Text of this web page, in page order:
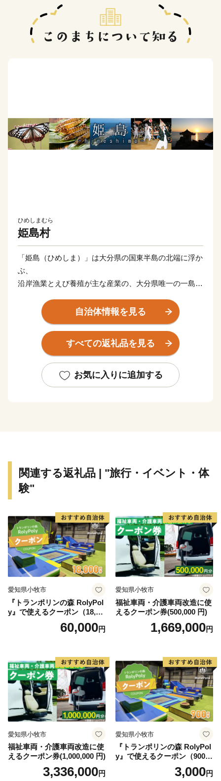
ひめしまむら
姫島村
「姫島（ひめしま）」は大分県の国東半島の北端に浮か
ぶ、
沿岸漁業とえび養殖が主な産業の、大分県唯一の一島一
全域が瀬戸内海国立公園に指定されている豊かな自然が
魅力で、
古事記や日本書紀にも登場する神話の島でもあります。
30万年前以降の火山活動が生み出した地質学的魅力を残
日本ジオパークに認定されています。
伝説の島といわれる姫島には、お姫様にまつわるものな
気分をリフレッシュできる魅力がたっぷりです。
日常から解き放たれるひととき・・・ゆったりとした島
自治体情報を見る
すべての返礼品を見る
お気に入りに追加する
関連する返礼品 | "旅行・イベント・体
験"
愛知県小牧市
『トランポリンの森 RolyPol
y』で使えるクーポン（18,00
60,000円
愛知県小牧市
福祉車両・介護車両改造に使
えるクーポン券(500,000 円)
1,669,000円
愛知県小牧市
福祉車両・介護車両改造に使
えるクーポン券(1,000,000 円)
3,336,000円
愛知県小牧市
『トランポリンの森 RolyPol
y』で使えるクーポン（900
3,000円